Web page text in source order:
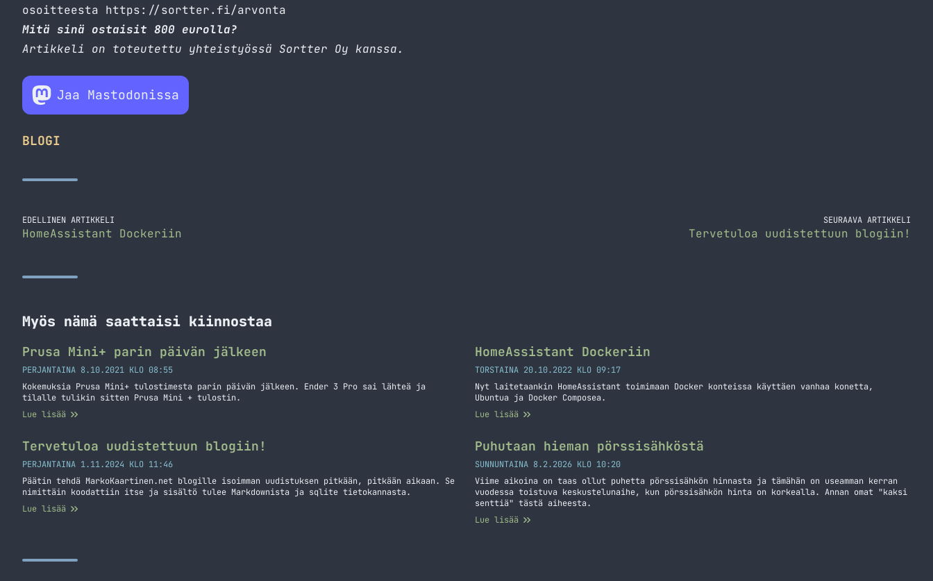
osoitteesta https://sortter.fi/arvonta
Mitä sinä ostaisit 800 eurolla?
Artikkeli on toteutettu yhteistyössä Sortter Oy kanssa.
Jaa Mastodonissa
BLOGI
EDELLINEN ARTIKKELI
HomeAssistant Dockeriin
SEURAAVA ARTIKKELI
Tervetuloa uudistettuun blogiin!
Myös nämä saattaisi kiinnostaa
Prusa Mini+ parin päivän jälkeen
PERJANTAINA 8.10.2021 KLO 08:55
Kokemuksia Prusa Mini+ tulostimesta parin päivän jälkeen. Ender 3 Pro sai lähteä ja
tilalle tulikin sitten Prusa Mini + tulostin.
Lue lisää
HomeAssistant Dockeriin
TORSTAINA 20.10.2022 KLO 09:17
Nyt laitetaankin HomeAssistant toimimaan Docker konteissa käyttäen vanhaa konetta,
Ubuntua ja Docker Composea.
Lue lisää
Tervetuloa uudistettuun blogiin!
PERJANTAINA 1.11.2024 KLO 11:46
Päätin tehdä MarkoKaartinen.net blogille isoimman uudistuksen pitkään, pitkään aikaan. Se
nimittäin koodattiin itse ja sisältö tulee Markdownista ja sqlite tietokannasta.
Lue lisää
Puhutaan hieman pörssisähköstä
SUNNUNTAINA 8.2.2026 KLO 10:20
Viime aikoina on taas ollut puhetta pörssisähkön hinnasta ja tämähän on useamman kerran
vuodessa toistuva keskustelunaihe, kun pörssisähkön hinta on korkealla. Annan omat "kaksi
senttiä" tästä aiheesta.
Lue lisää